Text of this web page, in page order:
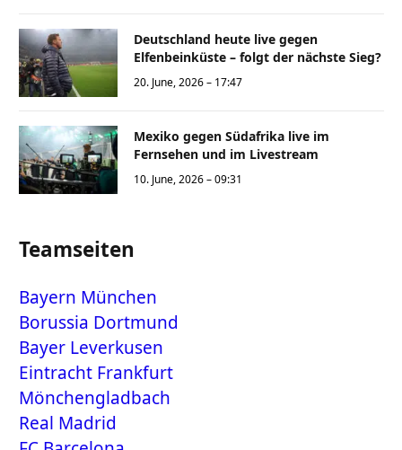
Deutschland heute live gegen
Elfenbeinküste – folgt der nächste Sieg?
20. June, 2026 – 17:47
Mexiko gegen Südafrika live im
Fernsehen und im Livestream
10. June, 2026 – 09:31
Teamseiten
Bayern München
Borussia Dortmund
Bayer Leverkusen
Eintracht Frankfurt
Mönchengladbach
Real Madrid